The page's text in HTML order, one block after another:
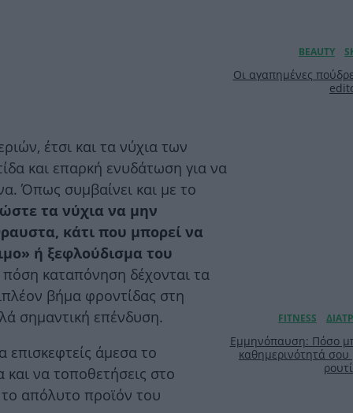
έτσι και τα νύχια των
και επαρκή ενυδάτωση για να
Όπως συμβαίνει και με το
τα νύχια να μην
κάτι που μπορεί να
ή ξεφλούδισμα του
πόση καταπόνηση δέχονται τα
βήμα φροντίδας στη
σημαντική επένδυση.
επισκεφτείς άμεσα το
να τοποθετήσεις στο
απόλυτο προϊόν του
Οι αγαπημένες
Εμμηνόπαυση: Πόσο
καθημερινότητά